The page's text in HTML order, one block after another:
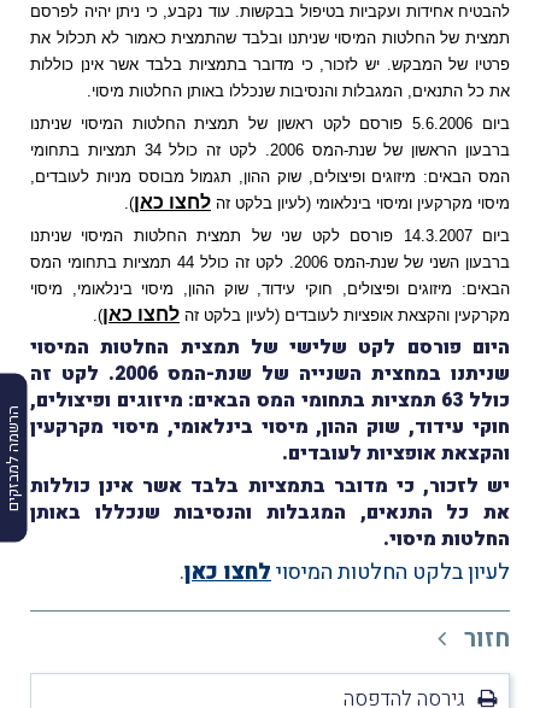
הרשמה למבזקים
להבטיח אחידות ועקביות בטיפול בבקשות. עוד נקבע, כי ניתן יהיה לפרסם
תמצית של החלטות המיסוי שניתנו ובלבד שהתמצית כאמור לא תכלול את
פרטיו של המבקש. יש לזכור, כי מדובר בתמציות בלבד אשר אינן כוללות
את כל התנאים, המגבלות והנסיבות שנכללו באותן החלטות מיסוי.
ביום 5.6.2006 פורסם לקט ראשון של תמצית החלטות המיסוי שניתנו
ברבעון הראשון של שנת-המס 2006. לקט זה כולל 34 תמציות בתחומי
המס הבאים: מיזוגים ופיצולים, שוק ההון, תגמול מבוסס מניות לעובדים,
מיסוי מקרקעין ומיסוי בינלאומי (לעיון בלקט זה לחצו כאן).
ביום 14.3.2007 פורסם לקט שני של תמצית החלטות המיסוי שניתנו
ברבעון השני של שנת-המס 2006. לקט זה כולל 44 תמציות בתחומי המס
הבאים: מיזוגים ופיצולים, חוקי עידוד, שוק ההון, מיסוי בינלאומי, מיסוי
מקרקעין והקצאת אופציות לעובדים (לעיון בלקט זה לחצו כאן).
היום פורסם לקט שלישי של תמצית החלטות המיסוי
שניתנו במחצית השנייה של שנת-המס 2006. לקט זה
כולל 63 תמציות בתחומי המס הבאים: מיזוגים ופיצולים,
חוקי עידוד, שוק ההון, מיסוי בינלאומי, מיסוי מקרקעין
והקצאת אופציות לעובדים.
יש לזכור, כי מדובר בתמציות בלבד אשר אינן כוללות
את כל התנאים, המגבלות והנסיבות שנכללו באותן
החלטות מיסוי.
לעיון בלקט החלטות המיסוילחצו כאן.
חזור
גירסה להדפסה